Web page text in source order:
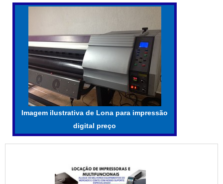
Imagem ilustrativa de Lona para impressão
digital preço